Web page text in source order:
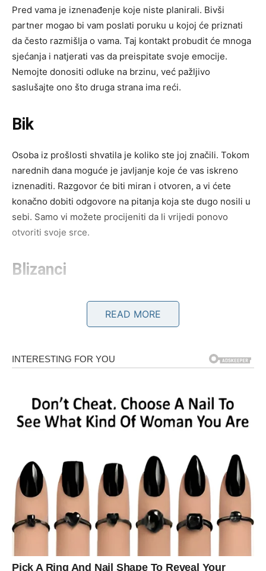
Pred vama je iznenađenje koje niste planirali. Bivši
partner mogao bi vam poslati poruku u kojoj će priznati
da često razmišlja o vama. Taj kontakt probudit će mnoga
sjećanja i natjerati vas da preispitate svoje emocije.
Nemojte donositi odluke na brzinu, već pažljivo
saslušajte ono što druga strana ima reći.
Bik
Osoba iz prošlosti shvatila je koliko ste joj značili. Tokom
narednih dana moguće je javljanje koje će vas iskreno
iznenaditi. Razgovor će biti miran i otvoren, a vi ćete
konačno dobiti odgovore na pitanja koja ste dugo nosili u
sebi. Samo vi možete procijeniti da li vrijedi ponovo
otvoriti svoje srce.
Blizanci
Zvijezde vam donose poruku koja će potpuno promijeniti
vaše raspoloženje. Bivša ljubav odlučila je napraviti prvi
korak i priznati da nikada nije prestala misliti na vas.
vama još uvijek postoji nerazjašnjena priča.
Rak
Vi ste među znakovima kojima dolazi najveći emotivni
života i otvoreno će pokazati da žali zbog svega što se
dogodilo. Ako ste još uvijek slobodni, ovo bi mogao biti
početak potpuno drugačijeg i zrelijeg odnosa nego ranije.
Lav
Pred vama je neočekivan razgovor koji će probuditi
READ MORE